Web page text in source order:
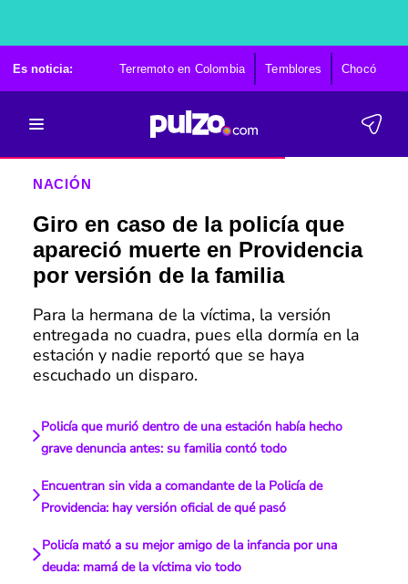
Es noticia: Terremoto en Colombia Temblores Chocó
NACIÓN
Giro en caso de la policía que
apareció muerte en Providencia
por versión de la familia
Para la hermana de la víctima, la versión
entregada no cuadra, pues ella dormía en la
estación y nadie reportó que se haya
escuchado un disparo.
Policía que murió dentro de una estación había hecho
grave denuncia antes: su familia contó todo
Encuentran sin vida a comandante de la Policía de
Providencia: hay versión oficial de qué pasó
Policía mató a su mejor amigo de la infancia por una
deuda: mamá de la víctima vio todo